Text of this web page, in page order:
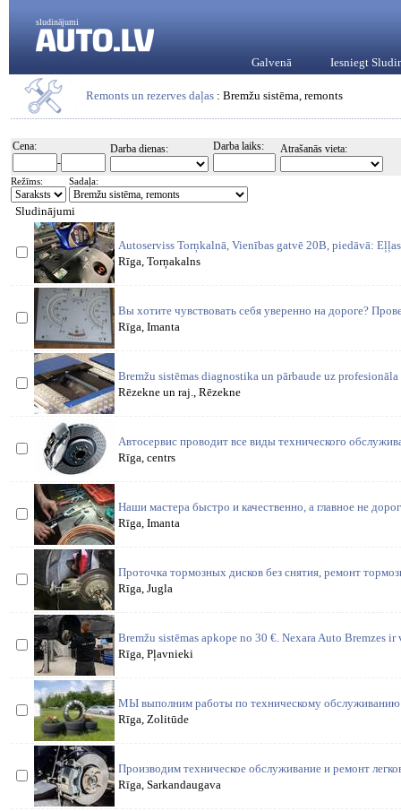
sludinājumi
Galvenā Iesniegt
Remonts un rezerves daļas : Bremžu sistēma, remonts
Cena:
-
Darba dienas: Darba laiks: Atrašanās vieta:
Režīms: Sadaļa:
Sludinājumi
Autoserviss Torņkalnā, Vienības gatvē 20B, piedāvā:
Rīga, Torņakalns
Вы хотите чувствовать себя уверенно на дороге?
Rīga, Imanta
Bremžu sistēmas diagnostika un pārbaude uz
Rēzekne un raj., Rēzekne
Автосервис проводит все виды технического
Rīga, centrs
Наши мастера быстро и качественно, а главное не
Rīga, Imanta
Проточка тормозных дисков без снятия, ремонт
Rīga, Jugla
Bremžu sistēmas apkope no 30 €. Nexara Auto Bremzes
Rīga, Pļavnieki
МЫ выполним работы по техническому обслуживанию
Rīga, Zolitūde
Производим техническое обслуживание и ремонт
Rīga, Sarkandaugava